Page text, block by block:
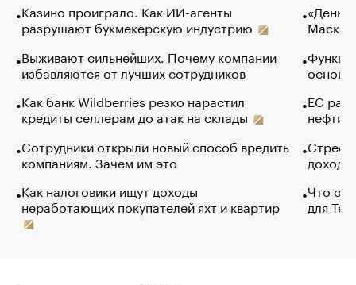
Казино проиграло. Как ИИ-агенты
разрушают букмекерскую индустрию
Выживают сильнейших. Почему компании
избавляются от лучших сотрудников
Как банк Wildberries резко нарастил
кредиты селлерам до атак на склады
Сотрудники открыли новый способ вредить
компаниям. Зачем им это
Как налоговики ищут доходы
неработающих покупателей яхт и квартир
Маск в
основ
ЕС
нефти
Что
для